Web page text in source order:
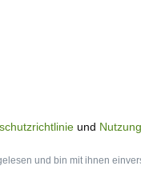
und
und bin mit ihnen